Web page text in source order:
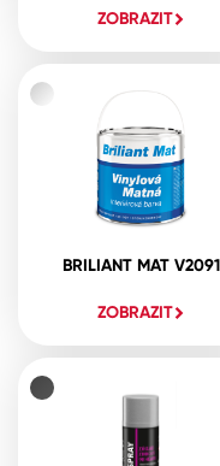
ZOBRAZIT
BRILIANT MAT V2091
ZOBRAZIT